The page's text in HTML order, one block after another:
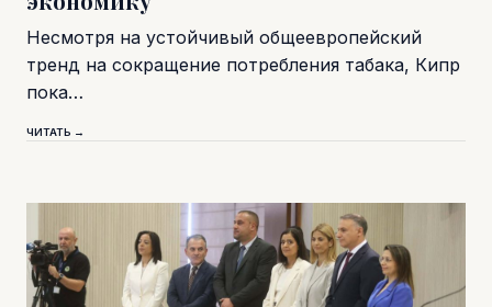
Несмотря на устойчивый общеевропейский
тренд на сокращение потребления табака, Кипр
пока…
ЧИТАТЬ →